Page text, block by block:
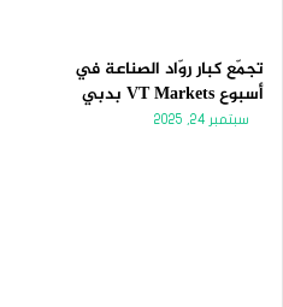
تجمّع كبار روّاد الصناعة في
أسبوع VT Markets بدبي
سبتمبر 24, 2025